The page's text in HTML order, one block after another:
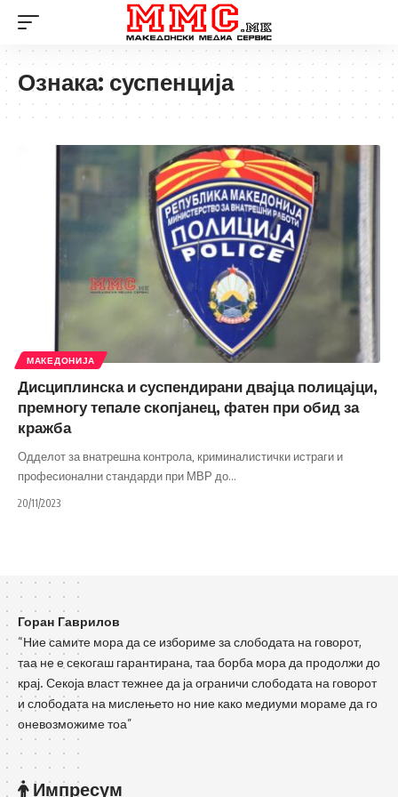
Ознака: суспенција
МАКЕДОНИЈА
Дисциплинска и суспендирани двајца полицајци,
премногу тепале скопјанец, фатен при обид за
кражба
Одделот за внатрешна контрола, криминалистички истраги и
професионални стандарди при МВР до…
20/11/2023
Горан Гаврилов
“Ние самите мора да се избориме за слободата на говорот,
таа не е секогаш гарантирана, таа борба мора да продолжи до
крај. Секоја власт тежнее да ја ограничи слободата на говорот
и слободата на мислењето но ние како медиуми мораме да го
оневозможиме тоа”
Импресум